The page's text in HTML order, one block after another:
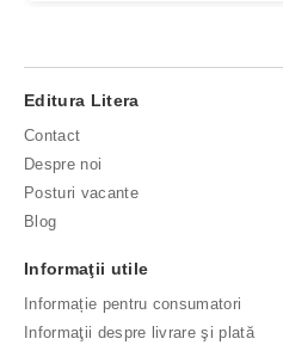
Editura Litera
Contact
Despre noi
Posturi vacante
Blog
Informaţii utile
Informație pentru consumatori
Informaţii despre livrare şi plată